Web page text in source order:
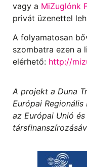
vagy a MiZuglónk
privát üzenettel
A folyamatosan
szombatra ezen a
elérhető: http://
A projekt a Duna
Európai
az Európai Unió